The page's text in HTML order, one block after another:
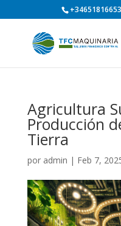
+34651816653
Agricultura
Producción
Tierra
por admin | Feb 7,